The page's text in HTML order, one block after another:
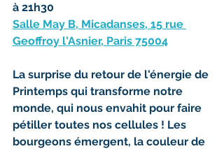
à 21h30
Salle May B, Micadanses, 15 rue
Geoffroy l'Asnier, Paris 75004
La surprise du retour de l'énergie de
Printemps qui transforme notre
monde, qui nous envahit pour faire
pétiller toutes nos cellules ! Les
bourgeons émergent, la couleur de